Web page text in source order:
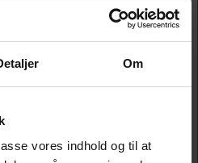
Om
vores indhold og til at